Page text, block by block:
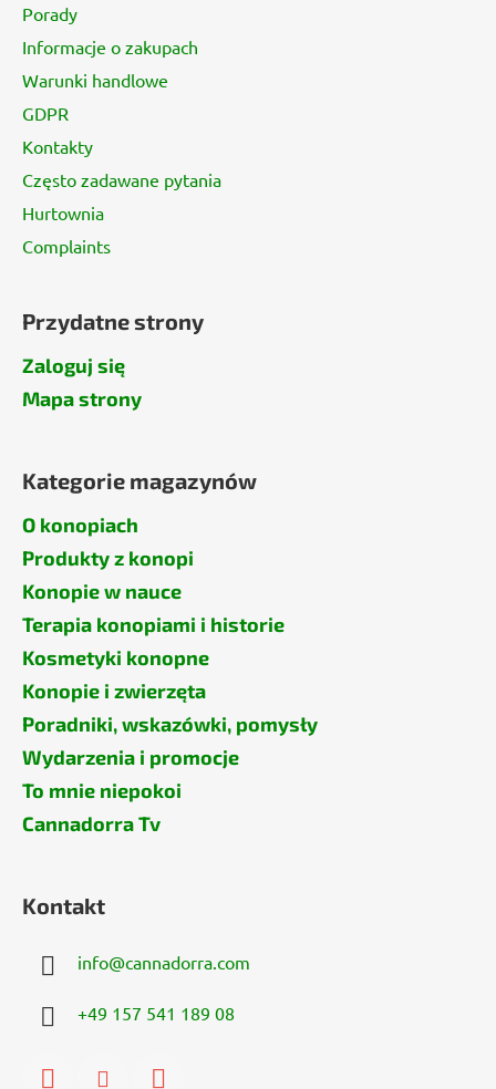
Porady
Informacje o zakupach
Warunki handlowe
GDPR
Kontakty
Często zadawane pytania
Hurtownia
Complaints
Przydatne strony
Zaloguj się
Mapa strony
Kategorie magazynów
O konopiach
Produkty z konopi
Konopie w nauce
Terapia konopiami i historie
Kosmetyki konopne
Konopie i zwierzęta
Poradniki, wskazówki, pomysły
Wydarzenia i promocje
To mnie niepokoi
Cannadorra Tv
Kontakt
info@cannadorra.com
+49 157 541 189 08